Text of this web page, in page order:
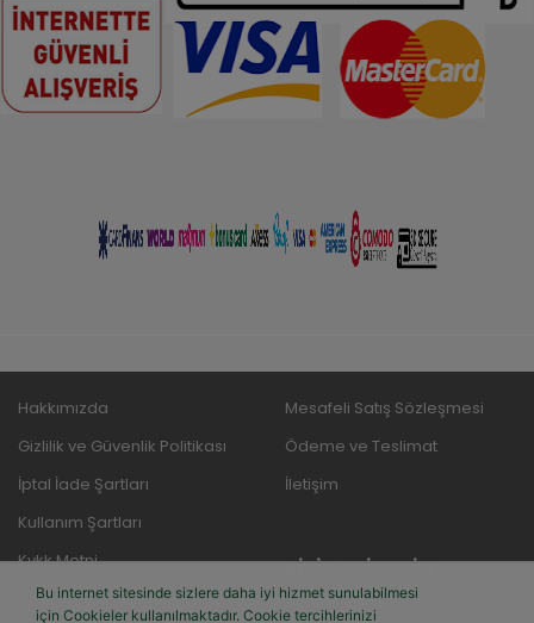
Hakkımızda
Gizlilik ve Güvenlik Politikası
İptal İade Şartları
Kullanım Şartları
Kvkk Metni
Mesafeli Satış Sözleşmesi
Ödeme ve Teslimat
İletişim
BIZI TAKIP EDIN
Bu internet sitesinde sizlere daha iyi hizmet sunulabilmesi
için Cookieler kullanılmaktadır. Cookie tercihlerinizi